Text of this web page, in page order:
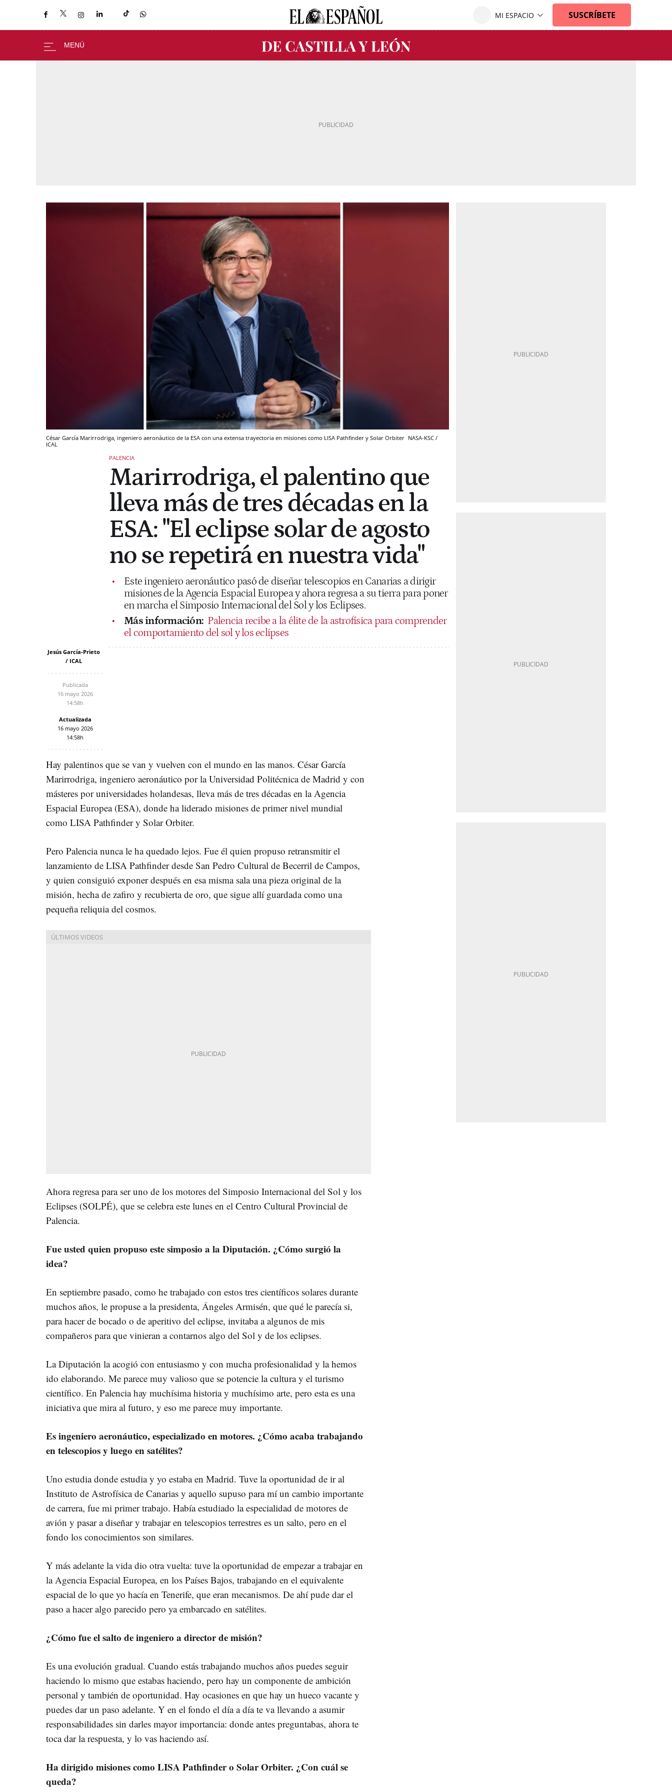
César García Marirrodriga, ingeniero aeronáutico de la ESA con una extensa trayectoria en misiones como LISA Pathfinder y Solar Orbiter NASA-KSC /
ICAL
PALENCIA
Marirrodriga, el palentino que
lleva más de tres décadas en la
ESA: "El eclipse solar de agosto
no se repetirá en nuestra vida"
Este ingeniero aeronáutico pasó de diseñar telescopios en Canarias a dirigir
misiones de la Agencia Espacial Europea y ahora regresa a su tierra para poner
en marcha el Simposio Internacional del Sol y los Eclipses.
Más información: Palencia recibe a la élite de la astrofísica para comprender
el comportamiento del sol y los eclipses
Jesús García-Prieto
/ ICAL
Publicada
16 mayo 2026
14:58h
Actualizada
16 mayo 2026
14:58h
Hay palentinos que se van y vuelven con el mundo en las manos. César García
Marirrodriga, ingeniero aeronáutico por la Universidad Politécnica de Madrid y con
másteres por universidades holandesas, lleva más de tres décadas en la Agencia
Espacial Europea (ESA), donde ha liderado misiones de primer nivel mundial
como LISA Pathfinder y Solar Orbiter.
Pero Palencia nunca le ha quedado lejos. Fue él quien propuso retransmitir el
lanzamiento de LISA Pathfinder desde San Pedro Cultural de Becerril de Campos,
y quien consiguió exponer después en esa misma sala una pieza original de la
misión, hecha de zafiro y recubierta de oro, que sigue allí guardada como una
pequeña reliquia del cosmos.
Ahora regresa para ser uno de los motores del Simposio Internacional del Sol y los
Eclipses (SOLPÉ), que se celebra este lunes en el Centro Cultural Provincial de
Palencia.
Fue usted quien propuso este simposio a la Diputación. ¿Cómo surgió la
idea?
En septiembre pasado, como he trabajado con estos tres científicos solares durante
muchos años, le propuse a la presidenta, Ángeles Armisén, que qué le parecía si,
para hacer de bocado o de aperitivo del eclipse, invitaba a algunos de mis
compañeros para que vinieran a contarnos algo del Sol y de los eclipses.
La Diputación la acogió con entusiasmo y con mucha profesionalidad y la hemos
ido elaborando. Me parece muy valioso que se potencie la cultura y el turismo
científico. En Palencia hay muchísima historia y muchísimo arte, pero esta es una
iniciativa que mira al futuro, y eso me parece muy importante.
Es ingeniero aeronáutico, especializado en motores. ¿Cómo acaba trabajando
en telescopios y luego en satélites?
Uno estudia donde estudia y yo estaba en Madrid. Tuve la oportunidad de ir al
Instituto de Astrofísica de Canarias y aquello supuso para mí un cambio importante
de carrera, fue mi primer trabajo. Había estudiado la especialidad de motores de
avión y pasar a diseñar y trabajar en telescopios terrestres es un salto, pero en el
fondo los conocimientos son similares.
Y más adelante la vida dio otra vuelta: tuve la oportunidad de empezar a trabajar en
la Agencia Espacial Europea, en los Países Bajos, trabajando en el equivalente
espacial de lo que yo hacía en Tenerife, que eran mecanismos. De ahí pude dar el
paso a hacer algo parecido pero ya embarcado en satélites.
¿Cómo fue el salto de ingeniero a director de misión?
Es una evolución gradual. Cuando estás trabajando muchos años puedes seguir
haciendo lo mismo que estabas haciendo, pero hay un componente de ambición
personal y también de oportunidad. Hay ocasiones en que hay un hueco vacante y
puedes dar un paso adelante. Y en el fondo el día a día te va llevando a asumir
responsabilidades sin darles mayor importancia: donde antes preguntabas, ahora te
toca dar la respuesta, y lo vas haciendo así.
Ha dirigido misiones como LISA Pathfinder o Solar Orbiter. ¿Con cuál se
queda?